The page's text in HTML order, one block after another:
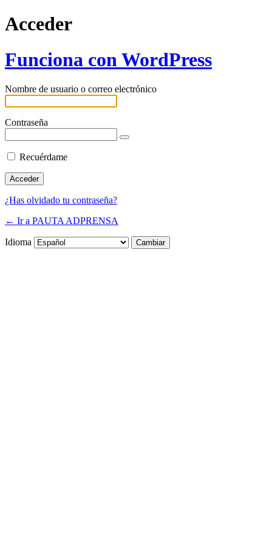
Acceder
Funciona con WordPress
Nombre de usuario o correo electrónico
Contraseña
Recuérdame
¿Has olvidado tu contraseña?
← Ir a PAUTA ADPRENSA
Idioma